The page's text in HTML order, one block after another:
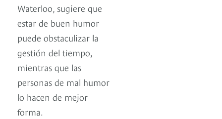
Waterloo, sugiere que
estar de buen humor
puede obstaculizar la
gestión del tiempo,
mientras que las
personas de mal humor
lo hacen de mejor
forma.